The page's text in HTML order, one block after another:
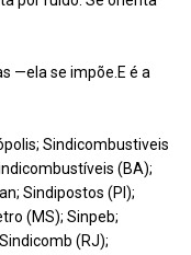
—ela se impõe.E é a
Sindicombustiveis
(BA);
Sindipostos (PI);
(MS); Sinpeb;
(RJ);